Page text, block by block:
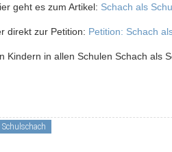
geht es zum Artikel: Schach als
direkt zur Petition: Petition: Schach
Kindern in allen Schulen Schach als
Schulschach